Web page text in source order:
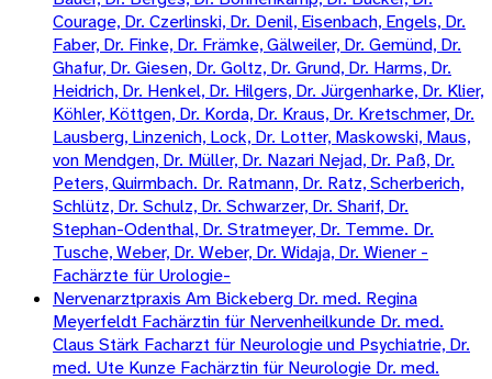
Courage, Dr. Czerlinski, Dr. Denil, Eisenbach, Engels, Dr.
Faber, Dr. Finke, Dr. Främke, Gälweiler, Dr. Gemünd, Dr.
Ghafur, Dr. Giesen, Dr. Goltz, Dr. Grund, Dr. Harms, Dr.
Heidrich, Dr. Henkel, Dr. Hilgers, Dr. Jürgenharke, Dr. Klier,
Köhler, Köttgen, Dr. Korda, Dr. Kraus, Dr. Kretschmer, Dr.
Lausberg, Linzenich, Lock, Dr. Lotter, Maskowski, Maus,
von Mendgen, Dr. Müller, Dr. Nazari Nejad, Dr. Paß, Dr.
Peters, Quirmbach. Dr. Ratmann, Dr. Ratz, Scherberich,
Schlütz, Dr. Schulz, Dr. Schwarzer, Dr. Sharif, Dr.
Stephan-Odenthal, Dr. Stratmeyer, Dr. Temme. Dr.
Tusche, Weber, Dr. Weber, Dr. Widaja, Dr. Wiener -
Fachärzte für Urologie-
Nervenarztpraxis Am Bickeberg Dr. med. Regina
Meyerfeldt Fachärztin für Nervenheilkunde Dr. med.
Claus Stärk Facharzt für Neurologie und Psychiatrie, Dr.
med. Ute Kunze Fachärztin für Neurologie Dr. med.